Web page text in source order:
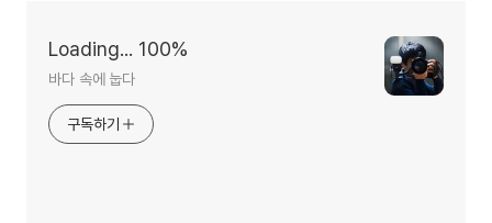
Loading... 100%
바다 속에 눕다
구독하기